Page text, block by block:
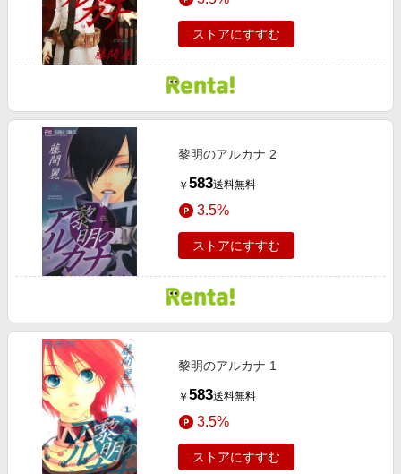
ストアにすすむ
黎明のアルカナ 2
￥ 583送料無料
3.5%
ストアにすすむ
黎明のアルカナ 1
￥ 583送料無料
3.5%
ストアにすすむ